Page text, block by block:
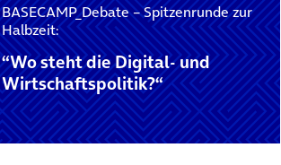
BASECAMP_Debate – Spitzenrunde zur
Halbzeit:
“Wo steht die Digital- und
Wirtschaftspolitik?“